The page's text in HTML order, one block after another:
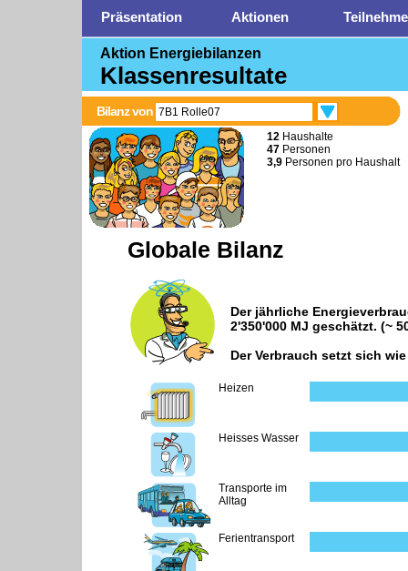
Präsentation Aktionen
Aktion Energiebilanzen
Klassenresultate
Bilanz von 7B1 Rolle07
12 Haushalte
47 Personen
3,9 Personen pro Haushalt
Globale Bilanz
Der jährliche
2'350'000 MJ geschätzt. (~
Der Verbrauch setzt sich
Heizen
Heisses Wasser
Transporte im
Alltag
Ferientransport